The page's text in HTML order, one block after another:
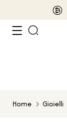
Home Gioielli